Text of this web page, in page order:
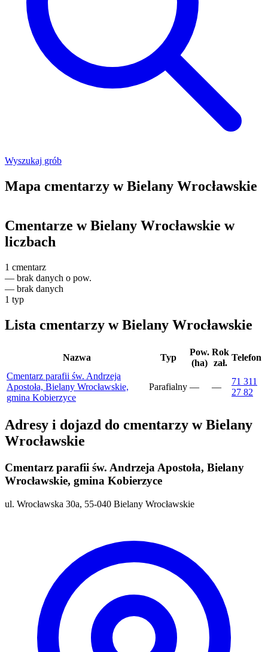
Wyszukaj grób
Mapa cmentarzy w Bielany Wrocławskie
+
−
Cmentarze w Bielany Wrocławskie w
liczbach
1 cmentarz
— brak danych o pow.
— brak danych
1 typ
Lista cmentarzy w Bielany Wrocławskie
Nazwa Typ
Pow.
(ha)
Rok
zał.
Telefon
Cmentarz parafii św. Andrzeja
Apostoła, Bielany Wrocławskie,
gmina Kobierzyce
Parafialny — —
71 311
27 82
Adresy i dojazd do cmentarzy w Bielany
Wrocławskie
Cmentarz parafii św. Andrzeja Apostoła, Bielany
Wrocławskie, gmina Kobierzyce
ul. Wrocławska 30a, 55-040 Bielany Wrocławskie